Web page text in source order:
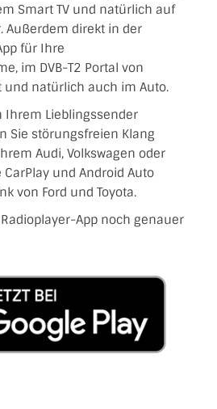
Smart TV und natürlich auf
Außerdem direkt in der
für Ihre
im DVB-T2 Portal von
und natürlich auch im Auto.
Ihrem Lieblingssender
Sie störungsfreien Klang
Audi, Volkswagen oder
CarPlay und Android Auto
von Ford und Toyota.
App noch genauer